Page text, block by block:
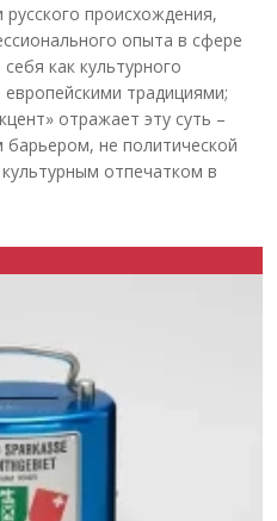
русского происхождения,
опыта в сфере
как культурного
традициями;
отражает эту суть –
барьером, не политической
отпечатком в